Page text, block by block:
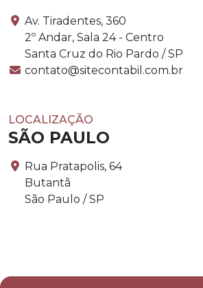
Av. Tiradentes, 360
2º Andar, Sala 24 - Centro
Santa Cruz do Rio Pardo / SP
contato@sitecontabil.com.br
LOCALIZAÇÃO
SÃO PAULO
Rua Pratapolis, 64
Butantã
São Paulo / SP